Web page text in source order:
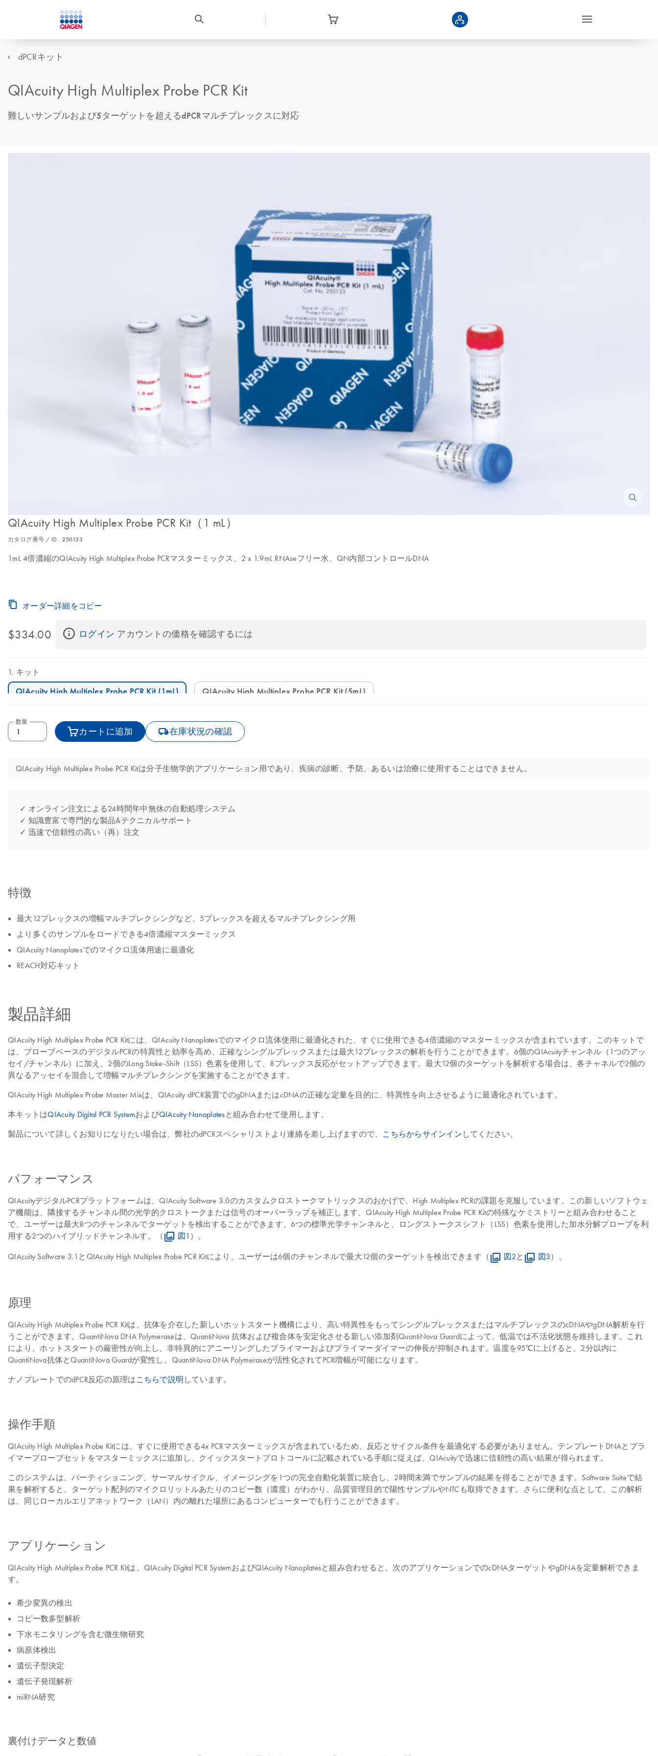
dPCRキット
QIAcuity High Multiplex Probe PCR Kit
難しいサンプルおよび5ターゲットを超えるdPCRマルチプレックスに対応
QIAcuity High Multiplex Probe PCR Kit（1 mL）
カタログ番号 / ID. 250133
1mL 4倍濃縮のQIAcuity High Multiplex Probe PCRマスターミックス、2 x 1.9mL RNAseフリー水、QN内部コントロールDNA
オーダー詳細をコピー
$334.00 ログイン アカウントの価格を確認するには
キット
QIAcuity High Multiplex Probe PCR Kit (1mL) QIAcuity High Multiplex Probe PCR Kit (5mL)
数量
カートに追加 icon_0062_deliver-s 在庫状況の確認
QIAcuity High Multiplex Probe PCR Kitは分子生物学的アプリケーション用であり、疾病の診断、予防、あるいは治療に使用することはできません。
✓ オンライン注文による24時間年中無休の自動処理システム
✓ 知識豊富で専門的な製品&テクニカルサポート
✓ 迅速で信頼性の高い（再）注文
特徴
最大12プレックスの増幅マルチプレクシングなど、5プレックスを超えるマルチプレクシング用
より多くのサンプルをロードできる4倍濃縮マスターミックス
QIAcuity Nanoplatesでのマイクロ流体用途に最適化
REACH対応キット
製品詳細
QIAcuity High Multiplex Probe PCR Kitには、QIAcuity Nanoplatesでのマイクロ流体使用に最適化された、すぐに使用できる4倍濃縮のマスターミックスが含まれています。このキットで
は、プローブベースのデジタルPCRの特異性と効率を高め、正確なシングルプレックスまたは最大12プレックスの解析を行うことができます。6個のQIAcuityチャンネル（1つのアッ
セイ/チャンネル）に加え、2個のLong Stoke-Shift（LSS）色素を使用して、8プレックス反応がセットアップできます。最大12個のターゲットを解析する場合は、各チャネルで2個の
異なるアッセイを混合して増幅マルチプレクシングを実施することができます。
QIAcuity High Multiplex Probe Master Mixは、QIAcuity dPCR装置でのgDNAまたはcDNAの正確な定量を目的に、特異性を向上させるように最適化されています。
本キットはQIAcuity Digital PCR SystemおよびQIAcuity Nanoplatesと組み合わせて使用します。
製品について詳しくお知りになりたい場合は、弊社のdPCRスペシャリストより連絡を差し上げますので、 こちらからサインイン してください。
パフォーマンス
QIAcuityデジタルPCRプラットフォームは、QIAcuity Software 3.0のカスタムクロストークマトリックスのおかげで、High Multiplex PCRの課題を克服しています。この新しいソフトウェ
ア機能は、隣接するチャンネル間の光学的クロストークまたは信号のオーバーラップを補正します。QIAcuity High Multiplex Probe PCR Kitの特殊なケミストリーと組み合わせること
で、ユーザーは最大8つのチャンネルでターゲットを検出することができます。6つの標準光学チャンネルと、ロングストークスシフト（LSS）色素を使用した加水分解プローブを利
用する2つのハイブリッドチャンネルす。（
図1 ）。
QIAcuity Software 3.1とQIAcuity High Multiplex Probe PCR Kitにより、ユーザーは6個のチャンネルで最大12個のターゲットを検出できます（ 図2と 図3）。
原理
QIAcuity High Multiplex Probe PCR Kitは、抗体を介在した新しいホットスタート機構により、高い特異性をもってシングルプレックスまたはマルチプレックスのcDNAやgDNA解析を行
うことができます。QuantiNova DNA Polymeraseは、QuantiNova 抗体および複合体を安定化させる新しい添加剤QuantiNova Guardによって、低温では不活化状態を維持します。これ
により、ホットスタートの厳密性が向上し、非特異的にアニーリングしたプライマーおよびプライマーダイマーの伸長が抑制されます。温度を95℃に上げると、2分以内に
QuantiNova抗体とQuantiNova Guardが変性し、QuantiNova DNA Polymeraseが活性化されてPCR増幅が可能になります。
ナノプレートでのdPCR反応の原理は こちらで説明 しています。
操作手順
QIAcuity High Multiplex Probe Kitには、すぐに使用できる4x PCRマスターミックスが含まれているため、反応とサイクル条件を最適化する必要がありません。テンプレートDNAとプラ
イマープローブセットをマスターミックスに追加し、クイックスタートプロトコールに記載されている手順に従えば、QIAcuityで迅速に信頼性の高い結果が得られます。
このシステムは、パーティショニング、サーマルサイクル、イメージングを1つの完全自動化装置に統合し、2時間未満でサンプルの結果を得ることができます。Software Suiteで結
果を解析すると、ターゲット配列のマイクロリットルあたりのコピー数（濃度）がわかり、品質管理目的で陽性サンプルやNTCも取得できます。さらに便利な点として、この解析
は、同じローカルエリアネットワーク（LAN）内の離れた場所にあるコンピューターでも行うことができます。
アプリケーション
QIAcuity High Multiplex Probe PCR Kitは、QIAcuity Digital PCR SystemおよびQIAcuity Nanoplatesと組み合わせると、次のアプリケーションでのcDNAターゲットやgDNAを定量解析できま
す。
希少変異の検出
コピー数多型解析
下水モニタリングを含む微生物研究
病原体検出
遺伝子型決定
遺伝子発現解析
miRNA研究
裏付けデータと数値